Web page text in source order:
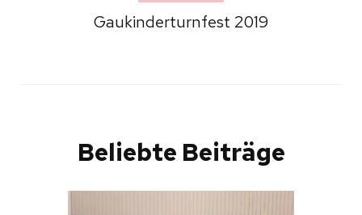
Gaukinderturnfest 2019
Beliebte Beiträge